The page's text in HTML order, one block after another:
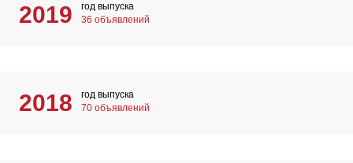
2019
год выпуска
36 объявлений
2018
год выпуска
70 объявлений